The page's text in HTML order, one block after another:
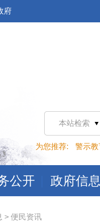
府
本站检索
为您推荐: 警示教
公开 政府信
> 便民资讯